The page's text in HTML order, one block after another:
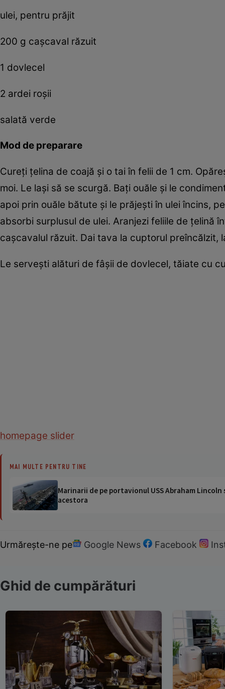
ulei, pentru prăjit
200 g caşcaval răzuit
1 dovlecel
2 ardei roşii
salată verde
Mod de preparare
Cureţi ţelina de coajă şi o tai în felii de 1 cm.
moi. Le laşi să se scurgă. Baţi ouăle şi le
apoi prin ouăle bătute şi le prăjeşti în ulei încins,
absorbi surplusul de ulei. Aranjezi feliile de ţelină
caşcavalul răzuit. Dai tava la cuptorul preîncălzit,
Le serveşti alături de fâşii de dovlecel, tăiate cu
homepage slider
MAI MULTE PENTRU TINE
Marinarii de pe portavionul USS Abraham
acestora
Urmărește-ne pe Google News Facebook
Ghid de cumpărături